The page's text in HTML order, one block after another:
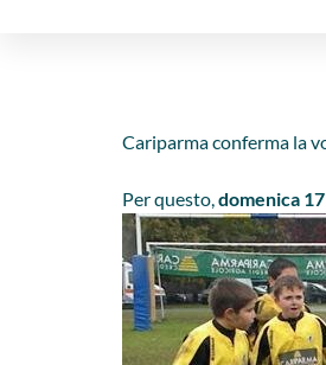
Cariparma conferma la
Per questo,domenica